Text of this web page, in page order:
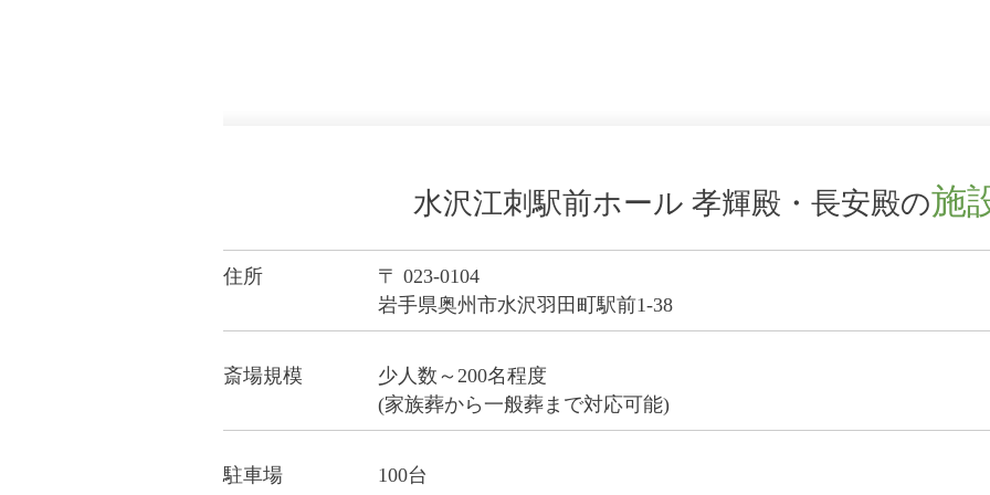
水沢江刺駅前ホール 孝輝殿・長安殿の施
住所
〒 023-0104
岩手県奥州市水沢羽田町駅前1-38
斎場規模
少人数～200名程度
(家族葬から一般葬まで対応可能)
駐車場 100台